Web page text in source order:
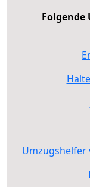
Folgende
Umzugshelfer